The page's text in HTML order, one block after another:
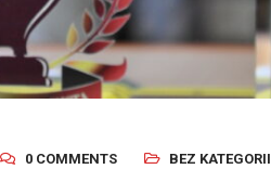
0 COMMENTS BEZ KATEGORII